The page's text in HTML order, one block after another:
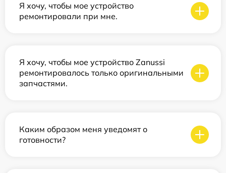
Я хочу, чтобы мое устройство
ремонтировали при мне.
Я хочу, чтобы мое устройство Zanussi
ремонтировалось только оригинальными
запчастями.
Каким образом меня уведомят о
готовности?